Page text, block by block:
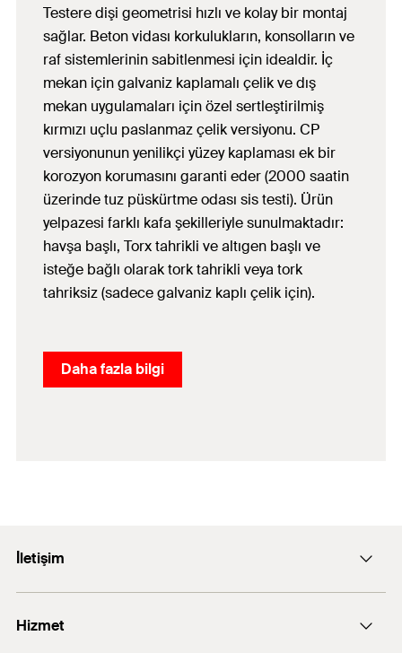
Testere dişi geometrisi hızlı ve kolay bir montaj
sağlar. Beton vidası korkulukların, konsolların ve
raf sistemlerinin sabitlenmesi için idealdir. İç
mekan için galvaniz kaplamalı çelik ve dış
mekan uygulamaları için özel sertleştirilmiş
kırmızı uçlu paslanmaz çelik versiyonu. CP
versiyonunun yenilikçi yüzey kaplaması ek bir
korozyon korumasını garanti eder (2000 saatin
üzerinde tuz püskürtme odası sis testi). Ürün
yelpazesi farklı kafa şekilleriyle sunulmaktadır:
havşa başlı, Torx tahrikli ve altıgen başlı ve
isteğe bağlı olarak tork tahrikli veya tork
tahriksiz (sadece galvaniz kaplı çelik için).
Daha fazla bilgi
İletişim
Hizmet